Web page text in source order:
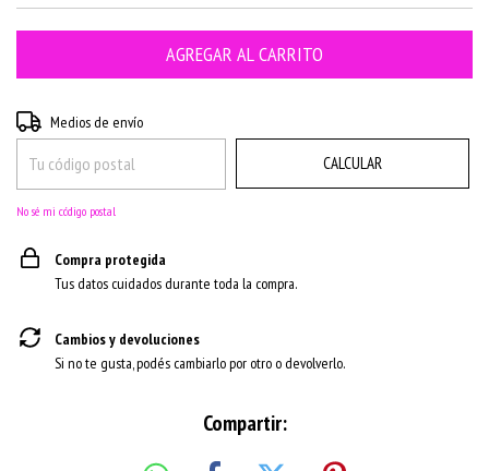
Entregas para el CP:
Medios de envío
CALCULAR
No sé mi código postal
Compra protegida
Tus datos cuidados durante toda la compra.
Cambios y devoluciones
Si no te gusta, podés cambiarlo por otro o devolverlo.
Compartir: